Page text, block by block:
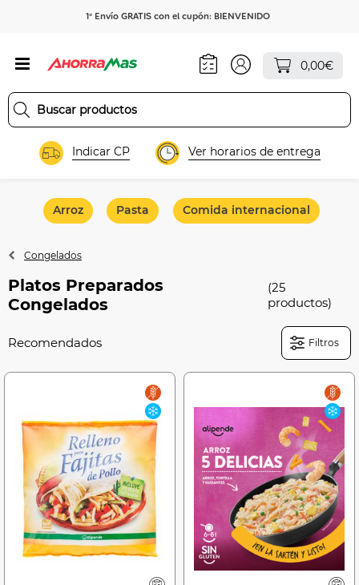
1º Envío GRATIS con el cupón: BIENVENIDO
0,00€
Indicar CP Ver horarios de entrega
Arroz Pasta Comida internacional
Congelados
Platos Preparados
Congelados
(25
productos)
Filtros